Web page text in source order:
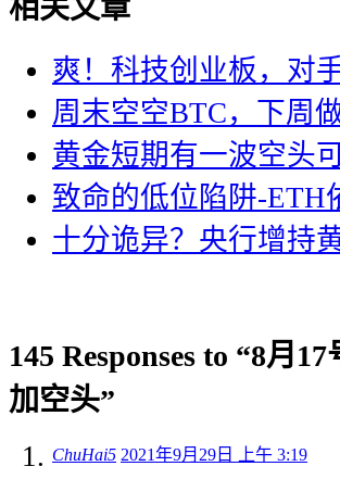
相关文章
爽！科技创业板，对
周末空空BTC，下周
黄金短期有一波空头
致命的低位陷阱-ETH
十分诡异？央行增持
145 Responses to “8月
加空头”
ChuHai5 2021年9月29日 上午 3:19